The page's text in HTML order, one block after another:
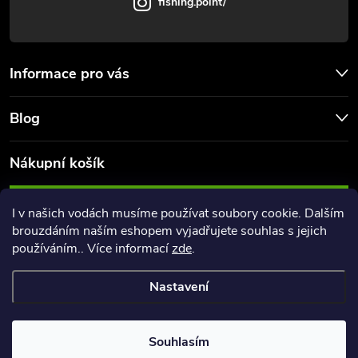
I v našich vodách musíme používat soubory cookie. Dalším
brouzdáním naším eshopem vyjadřujete souhlas s jejich
používáním.. Více informacízde.
Nastavení
Souhlasím
Informace pro vás
Blog
Nákupní košík
0 KČ
Copyright 2026FishingPoint. Všechna práva vyhrazena.